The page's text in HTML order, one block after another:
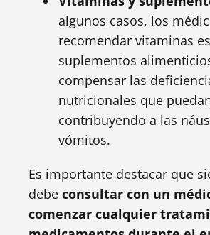
algunos casos, los
recomendar vitaminas
suplementos
compensar las
nutricionales que
contribuyendo a las
vómitos.
Es importante destacar que
debe consultar con un
comenzar cualquier